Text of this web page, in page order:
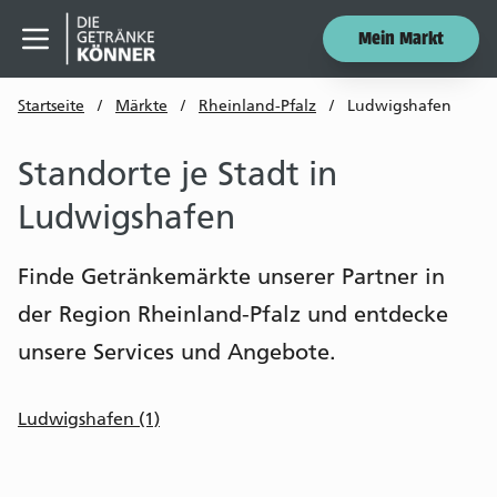
Menü öffnen
Mein Markt
Startseite / Märkte / Rheinland-Pfalz / Ludwigshafen
Standorte je Stadt in
Ludwigshafen
Finde Getränkemärkte unserer Partner in
der Region Rheinland-Pfalz und entdecke
unsere Services und Angebote.
Ludwigshafen (1)